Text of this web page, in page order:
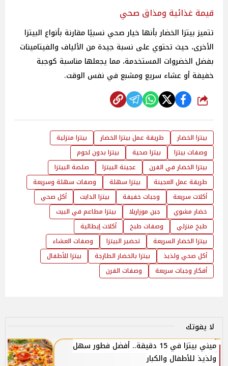
قيمة غذائية ومذاق صحي
تتميز بيتزا الخضار بأنها خيار صحي نسبيًا مقارنة بأنواع البيتزا
الأخرى، حيث تحتوي على نسبة جيدة من الألياف والفيتامينات
بفضل الخضروات المستخدمة، مما يجعلها مناسبة كوجبة
خفيفة أو عشاء سريع ومشبع في نفس الوقت.
شارك
بيتزا الخضار طريقة عمل بيتزا الخضار
بيتزا منزلية
وصفات بيتزا
بيتزا صحية
بيتزا بدون لحوم
بيتزا الخضار في الفرن
عجينة البيتزا
صلصة البيتزا
طريقة عمل العجينة
بيتزا سهلة
وصفات سهلة وسريعة
أكلات سريعة
وجبات خفيفة بيتزا الدايت
أكل صحي
خضار مشوي
جبن موزاريلا
بيتزا مطاعم في البيت
طبخ منزلي
وصفات طبخ
أكلات إيطالية
بيتزا الخضار السريعة
تحضير البيتزا
وصفات العشاء
أكل صحي ولذيذ
بيتزا بالخضار الطازجة
بيتزا للأطفال
أفكار وجبات سريعة
وصفات الفرن
لا يفوتك
ميني بيتزا في 15 دقيقة.. أفضل فطور سهل
ولذيذ للأطفال والكبار